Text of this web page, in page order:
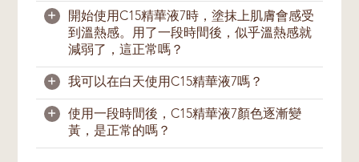
痘肌。
如果擔心肌膚有過敏或敏感反應，我們建議在
使用產品前，先在耳後或手臂內側測試，看看
是否出現過敏反應。這種方法能大大降低過敏
的機率。如果已知肌膚對某種成分過敏，應先
閱讀包裝上的標籤確認成分。
當我們年齡漸長時，膠原蛋白的合成也會開始
減緩。一般上，25歲之後，肌膚膠原蛋白的
分解率會開始超越其合成率。因此，我們建議
從25歲左右，開始建立一個水分和營養儲備
充足的肌膚，使肌膚能充滿活力。
每個人具體的皮膚衰老速度取決於基因、環
境、膚色、紫外線照射和生活方式。如果您的
+
開始使用C15精華液7時，塗抹上肌膚會感受
到溫熱感。用了一段時間後，似乎溫熱感就
減弱了，這正常嗎？
C15精華液7中含有高濃度維生素C。為了保
證活性成分的有效性，必須將其穩定在無水配
方中。產品接觸到皮膚表面的水分時，當中的
無水溶劑混合物會釋放熱量，因此使用時會感
+ 我可以在白天使用C15精華液7嗎？
可以。在白天，C15精華液7的抗氧化特性可
以幫助緩和因紫外線照射而造成的自由基傷
+
使用一段時間後，C15精華液7顏色逐漸變
黃，是正常的嗎？